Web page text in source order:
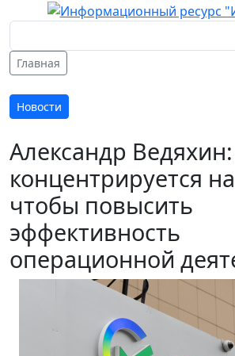
Главная
Новости
Александр
концентрируется
чтобы повысить
эффективность
операционной